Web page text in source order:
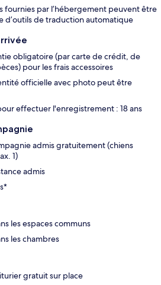
fournies par l’hébergement peuvent être
d’outils de traduction automatique
obligatoire (par carte de crédit, de
pour les frais accessoires
officielle avec photo peut être
effectuer l'enregistrement : 18 ans
admis gratuitement (chiens
1)
admis
les espaces communs
les chambres
gratuit sur place